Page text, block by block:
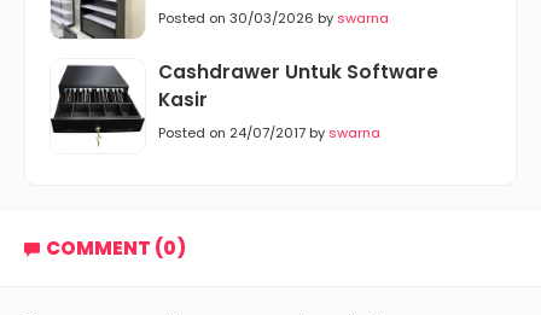
Posted on 30/03/2026 by swarna
Cashdrawer Untuk Software
Kasir
Posted on 24/07/2017 by swarna
COMMENT (0)